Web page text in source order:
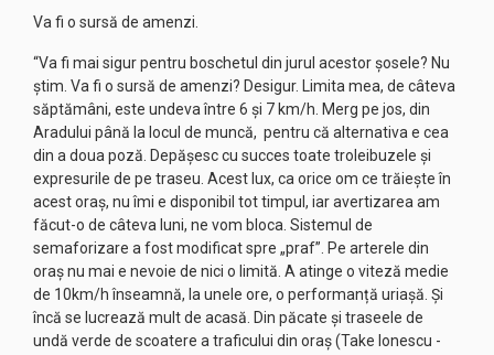
Va fi o sursă de amenzi.
“Va fi mai sigur pentru boschetul din jurul acestor șosele? Nu
știm. Va fi o sursă de amenzi? Desigur. Limita mea, de câteva
săptămâni, este undeva între 6 și 7 km/h. Merg pe jos, din
Aradului până la locul de muncă, pentru că alternativa e cea
din a doua poză. Depășesc cu succes toate troleibuzele și
expresurile de pe traseu. Acest lux, ca orice om ce trăiește în
acest oraș, nu îmi e disponibil tot timpul, iar avertizarea am
făcut-o de câteva luni, ne vom bloca. Sistemul de
semaforizare a fost modificat spre „praf”. Pe arterele din
oraș nu mai e nevoie de nici o limită. A atinge o viteză medie
de 10km/h înseamnă, la unele ore, o performanță uriașă. Și
încă se lucrează mult de acasă. Din păcate și traseele de
undă verde de scoatere a traficului din oraș (Take Ionescu -